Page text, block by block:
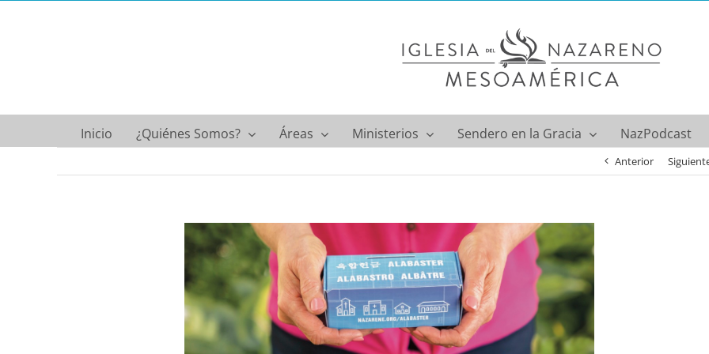
Inicio ¿Quiénes Somos? Áreas Ministerios Sendero en la Gracia NazPodcast
Anterior